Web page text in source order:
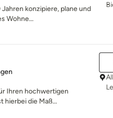
konzipiere, plane und
Wohne...
5 Sternen
Ihren hochwertigen
hierbei die Maß...